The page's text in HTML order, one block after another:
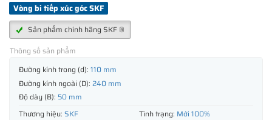
Vòng bi tiếp xúc góc SKF
Sản phẩm chính hãng SKF ®
Thông số sản phẩm
Đường kính trong (d): 110 mm
Đường kính ngoài (D): 240 mm
Độ dày (B): 50 mm
Thương hiệu: SKF Tình trạng: Mới 100%